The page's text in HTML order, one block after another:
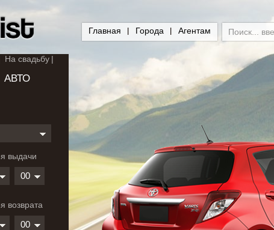
Главная Города Агентам
На свадьбу
выдачи
00
возврата
00